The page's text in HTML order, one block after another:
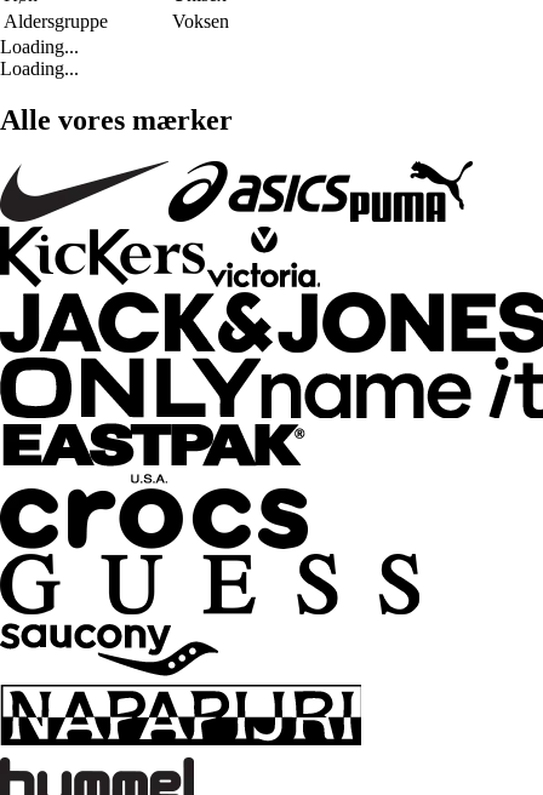
Aldersgruppe
Voksen
Loading...
Loading...
Alle vores mærker